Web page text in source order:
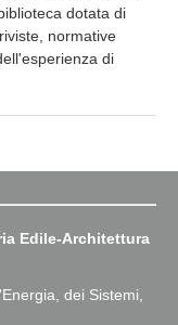
dotata di
normative
di
Edile-Architettura
dei Sistemi,